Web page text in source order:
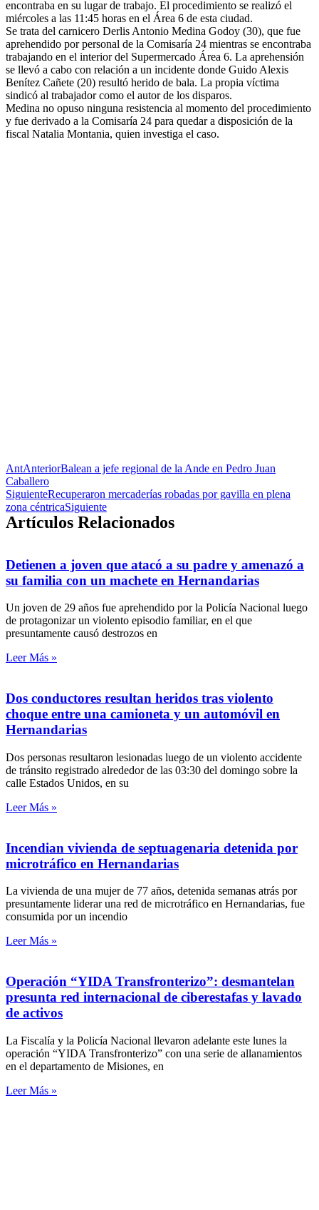
encontraba en su lugar de trabajo. El procedimiento se realizó el
miércoles a las 11:45 horas en el Área 6 de esta ciudad.
Se trata del carnicero Derlis Antonio Medina Godoy (30), que fue
aprehendido por personal de la Comisaría 24 mientras se encontraba
trabajando en el interior del Supermercado Área 6. La aprehensión
se llevó a cabo con relación a un incidente donde Guido Alexis
Benítez Cañete (20) resultó herido de bala. La propia víctima
sindicó al trabajador como el autor de los disparos.
Medina no opuso ninguna resistencia al momento del procedimiento
y fue derivado a la Comisaría 24 para quedar a disposición de la
fiscal Natalia Montania, quien investiga el caso.
AntAnteriorBalean a jefe regional de la Ande en Pedro Juan
Caballero
SiguienteRecuperaron mercaderías robadas por gavilla en plena
zona céntricaSiguiente
Artículos Relacionados
Detienen a joven que atacó a su padre y amenazó a
su familia con un machete en Hernandarias
Un joven de 29 años fue aprehendido por la Policía Nacional luego
de protagonizar un violento episodio familiar, en el que
presuntamente causó destrozos en
Leer Más »
Dos conductores resultan heridos tras violento
choque entre una camioneta y un automóvil en
Hernandarias
Dos personas resultaron lesionadas luego de un violento accidente
de tránsito registrado alrededor de las 03:30 del domingo sobre la
calle Estados Unidos, en su
Leer Más »
Incendian vivienda de septuagenaria detenida por
microtráfico en Hernandarias
La vivienda de una mujer de 77 años, detenida semanas atrás por
presuntamente liderar una red de microtráfico en Hernandarias, fue
consumida por un incendio
Leer Más »
Operación “YIDA Transfronterizo”: desmantelan
presunta red internacional de ciberestafas y lavado
de activos
La Fiscalía y la Policía Nacional llevaron adelante este lunes la
operación “YIDA Transfronterizo” con una serie de allanamientos
en el departamento de Misiones, en
Leer Más »